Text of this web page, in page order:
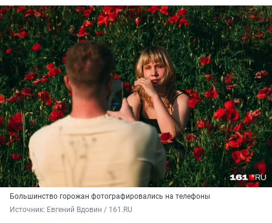
Большинство горожан фотографировались на телефоны
Источник: Евгений Вдовин / 161.RU